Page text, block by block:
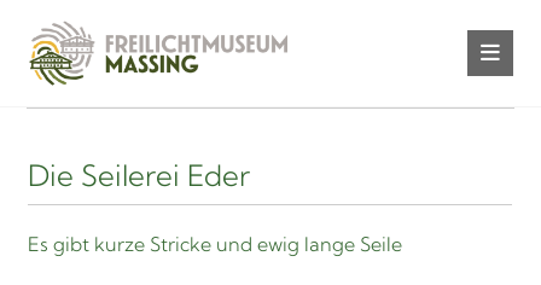
Die Seilerei Eder
Es gibt kurze Stricke und ewig lange Seile